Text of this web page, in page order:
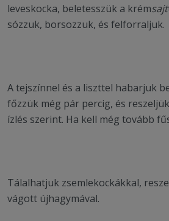
leveskocka, beletesszük a krémsajt
sózzuk, borsozzuk, és felforraljuk.
A tejszínnel és a liszttel habarjuk
főzzük még pár percig, és
ízlés szerint. Ha kell még tovább
Tálalhatjuk zsemlekockákkal,
vágott újhagymával.